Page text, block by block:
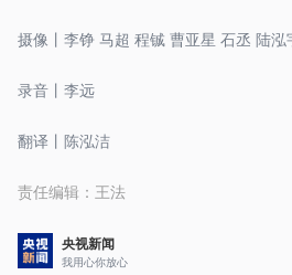
摄像丨李铮 马超 程铖 曹亚星 石丞 陆泓
录音丨李远
翻译丨陈泓洁
责任编辑： 王法
央视新闻
我用心你放心